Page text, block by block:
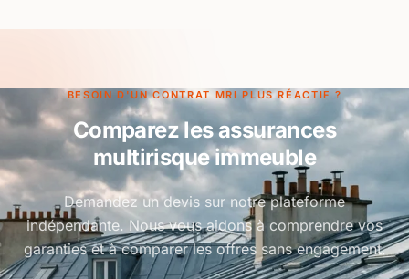
BESOIN D'UN CONTRAT MRI PLUS RÉACTIF ?
Comparez les assurances
multirisque immeuble
Demandez un devis sur notre plateforme
indépendante. Nous vous aidons à comprendre vos
garanties et à comparer les offres sans engagement.